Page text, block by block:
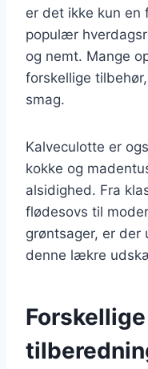
er det ikke kun en
populær
og nemt. Mange
forskellige
smag.
Kalveculotte er
kokke og
alsidighed. Fra
flødesovs til
grøntsager, er der
denne lækre
Forskellige